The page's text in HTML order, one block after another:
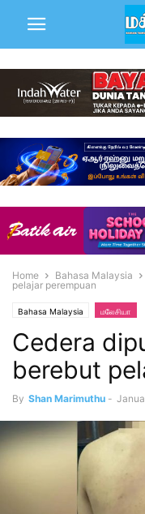
Home Bahasa Malaysia
pelajar perempuan
Bahasa Malaysia மலேசியா
Cedera
berebut
By Shan Marimuthu -